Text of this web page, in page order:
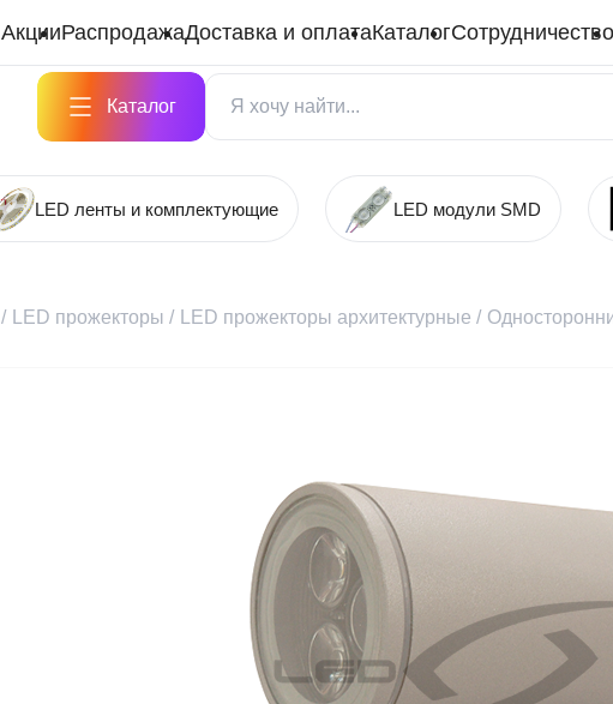
АкцииРаспродажаДоставка и оплатаКаталогСотрудничество
Каталог
LED ленты и комплектующие LED модули SMD
/ LED прожекторы / LED прожекторы архитектурные /